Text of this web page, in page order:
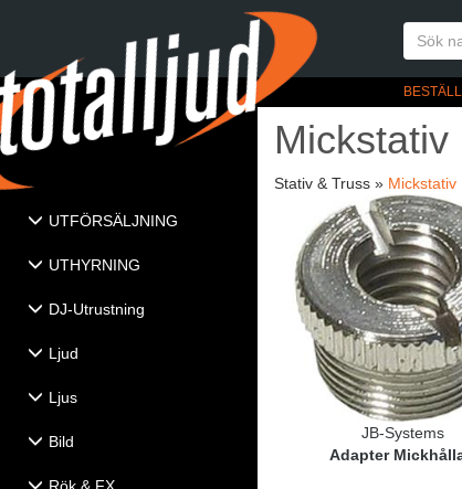
UTFÖRSÄLJNING
UTHYRNING
DJ-Utrustning
Ljud
Ljus
Bild
Mickstativ
Stativ & Truss » Mickstativ
JB-Systems
Adapter